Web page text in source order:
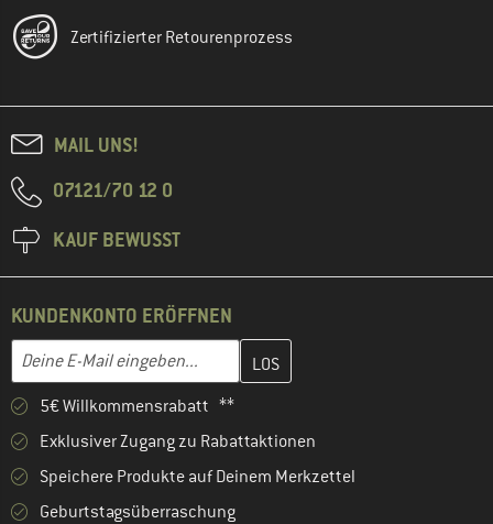
Zertifizierter Retourenprozess
MAIL UNS!
07121/70 12 0
KAUF BEWUSST
KUNDENKONTO ERÖFFNEN
E-Mail-Adresse
Gib hier deine E-Mail-Adresse ein und erstelle im nächsten
5€ Willkommensrabatt **
Exklusiver Zugang zu Rabattaktionen
Speichere Produkte auf Deinem Merkzettel
Geburtstagsüberraschung